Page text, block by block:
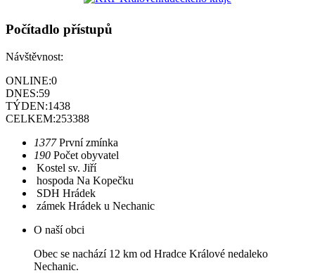
Počítadlo přístupů
Návštěvnost:
ONLINE:0
DNES:59
TÝDEN:1438
CELKEM:253388
1377 První zmínka
190 Počet obyvatel
Kostel sv. Jiří
hospoda Na Kopečku
SDH Hrádek
zámek Hrádek u Nechanic
O naší obci
Obec se nachází 12 km od Hradce Králové nedaleko
Nechanic.